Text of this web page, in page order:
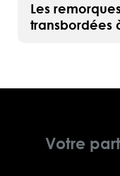
Les
transbordées
Votre